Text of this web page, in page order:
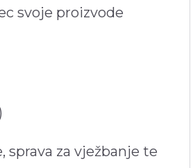
svoje proizvode
za vježbanje te